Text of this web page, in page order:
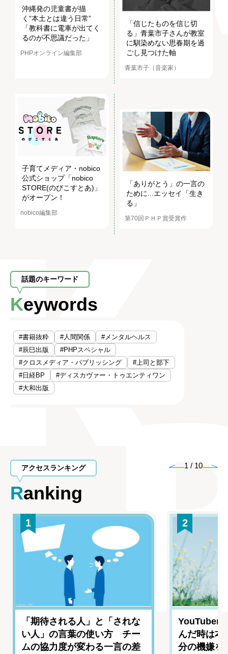
沖縄発の児童書が描
く“本土とは違う日常”
「教科書に電車が出てく
るのが不思議だった」
PHPオンライン編集部
「信じたものを信じ切
る」青葉市子さんが教室
に馴染めない思春期を過
ごし見つけた軸
青葉市子（音楽家）
子育てメディア・nobico
公式ショップ「nobico
STORE(のびこすとあ)」
がオープン！
nobico編集部
「ありがとう」の一言の
ために...エッセイ「生き
る」
第70回ＰＨＰ賞受賞作
話題のキーワード
Keywords
#書籍抜粋 #人間関係
#メンタルヘルス
#辰巳出版
#PHPスペシャル
#クロスメディア・パブリッシング
#上司と部下
#日経BP
#ディスカヴァー・トゥエンティワン
#大和出版
アクセスランキング
Ranking
1 / 10
1
「期待される人」と「されな
い人」の言葉の使い方 チー
ムの協力度が変わる一言の差
2
YouTuber
んだ時は
分の機嫌を